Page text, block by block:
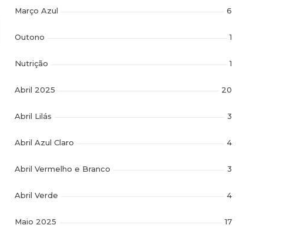
Março Azul 6
Outono 1
Nutrição 1
Abril 2025 20
Abril Lilás 3
Abril Azul Claro 4
Abril Vermelho e Branco 3
Abril Verde 4
Maio 2025 17